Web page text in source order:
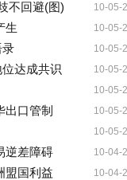
10-05-
不回避(图)
10-05-
生
10-05-
10-05-
达成共识
10-05-
10-05-
出口管制
10-05-
10-04-
逆差障碍
10-04-
盟国利益